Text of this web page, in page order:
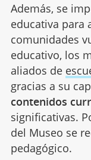
Además, se
educativa para
comunidades
educativo, los
aliados de
gracias a su
contenidos
significativas.
del Museo se
pedagógico.